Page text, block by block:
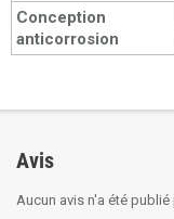
Conception
anticorrosion
Avis
Aucun avis n'a été